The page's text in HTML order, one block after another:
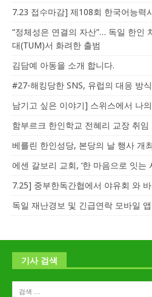
7.23 접수마감] 제108회 한국어능력
“정체성은 연결의 자산”… 독일 한인
대(TUM)서 화려한 출범
김담예 아동을 소개 합니다.
#27-해킹당한 SNS, 유럽의 대응 방식
남기고 싶은 이야기] 스위스에서 나
함부르크 한인학교 전혜리 교장 취임
베를린 한인성당, 본당의 날 행사 개최
에센 갈보리 교회, ‘한 마음으로 잇는
7.25] 중부한독간협에서 야유회 와
독일 재난경보 및 긴급연락 모바일
기사 검색